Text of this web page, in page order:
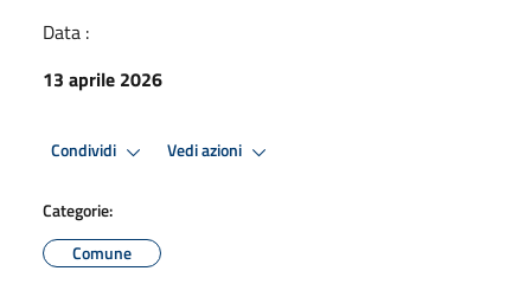
Data :
13 aprile 2026
Condividi Vedi azioni
Categorie:
Comune